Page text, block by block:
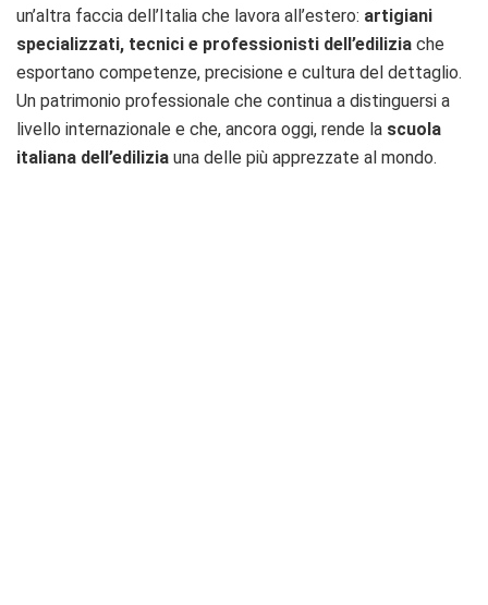
un’altra faccia dell’Italia che lavora all’estero: artigiani
specializzati, tecnici e professionisti dell’edilizia che
esportano competenze, precisione e cultura del dettaglio.
Un patrimonio professionale che continua a distinguersi a
livello internazionale e che, ancora oggi, rende la scuola
italiana dell’edilizia una delle più apprezzate al mondo.